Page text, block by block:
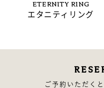
ETERNITY RING
エタニティリング
ご予約いただく